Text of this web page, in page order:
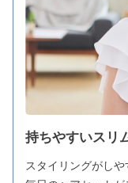
持ちやすいスリ
スタイリングがしや